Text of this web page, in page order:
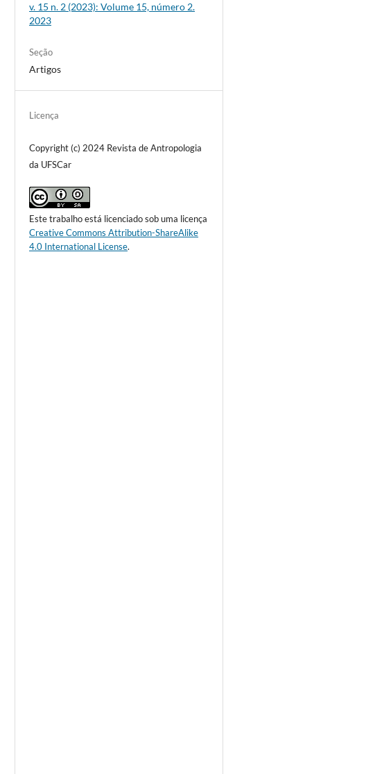
v. 15 n. 2 (2023): Volume 15, número 2.
2023
Seção
Artigos
Licença
Copyright (c) 2024 Revista de Antropologia
da UFSCar
Este trabalho está licenciado sob uma licença
Creative Commons Attribution-ShareAlike
4.0 International License.